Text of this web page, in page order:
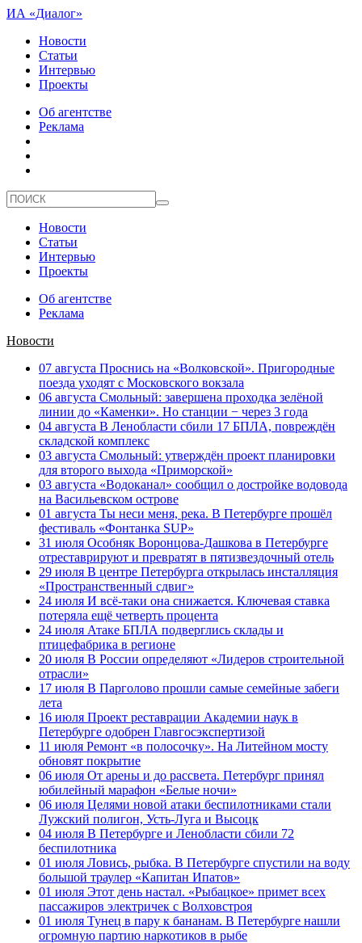
ИА «Диалог»
Новости
Статьи
Интервью
Проекты
Об агентстве
Реклама
Новости
Статьи
Интервью
Проекты
Об агентстве
Реклама
Новости
07 августа Проснись на «Волковской». Пригородные
поезда уходят с Московского вокзала
06 августа Смольный: завершена проходка зелёной
линии до «Каменки». Но станции − через 3 года
04 августа В Ленобласти сбили 17 БПЛА, повреждён
складской комплекс
03 августа Смольный: утверждён проект планировки
для второго выхода «Приморской»
03 августа «Водоканал» сообщил о достройке водовода
на Васильевском острове
01 августа Ты неси меня, река. В Петербурге прошёл
фестиваль «Фонтанка SUP»
31 июля Особняк Воронцова-Дашкова в Петербурге
отреставрируют и превратят в пятизвездочный отель
29 июля В центре Петербурга открылась инсталляция
«Пространственный сдвиг»
24 июля И всё-таки она снижается. Ключевая ставка
потеряла ещё четверть процента
24 июля Атаке БПЛА подверглись склады и
птицефабрика в регионе
20 июля В России определяют «Лидеров строительной
отрасли»
17 июля В Парголово прошли самые семейные забеги
лета
16 июля Проект реставрации Академии наук в
Петербурге одобрен Главгосэкспертизой
11 июля Ремонт «в полосочку». На Литейном мосту
обновят покрытие
06 июля От арены и до рассвета. Петербург принял
юбилейный марафон «Белые ночи»
06 июля Целями новой атаки беспилотниками стали
Лужский полигон, Усть-Луга и Высоцк
04 июля В Петербурге и Ленобласти сбили 72
беспилотника
01 июля Ловись, рыбка. В Петербурге спустили на воду
большой траулер «Капитан Ипатов»
01 июля Этот день настал. «Рыбацкое» примет всех
пассажиров электричек с Волховстроя
01 июля Тунец в пару к бананам. В Петербурге нашли
огромную партию наркотиков в рыбе